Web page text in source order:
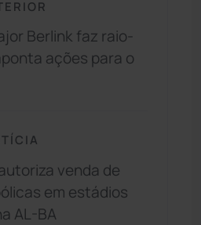
Berlink faz raio-
ações para o
venda de
em estádios
AL-BA